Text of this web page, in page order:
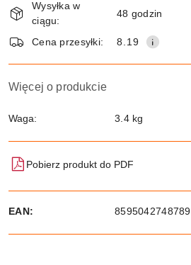
i
dostawa
Wysyłka w
ciągu:
48 godzin
Cena przesyłki: 8.19
Więcej o produkcie
Waga: 3.4 kg
Pobierz produkt do PDF
EAN: 8595042748789